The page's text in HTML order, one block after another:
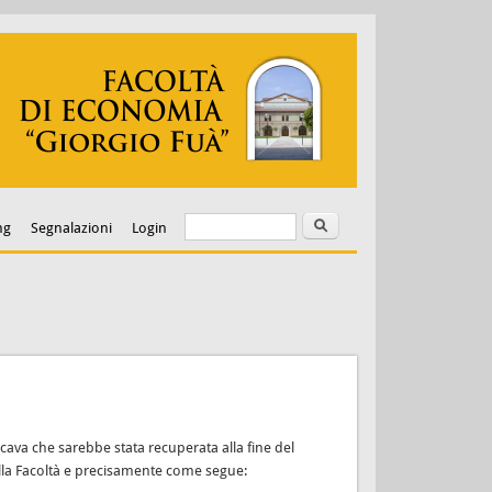
Segnalazioni Login Form di ricerca
Cerca
che sarebbe stata recuperata alla fine del
Facoltà e precisamente come segue: